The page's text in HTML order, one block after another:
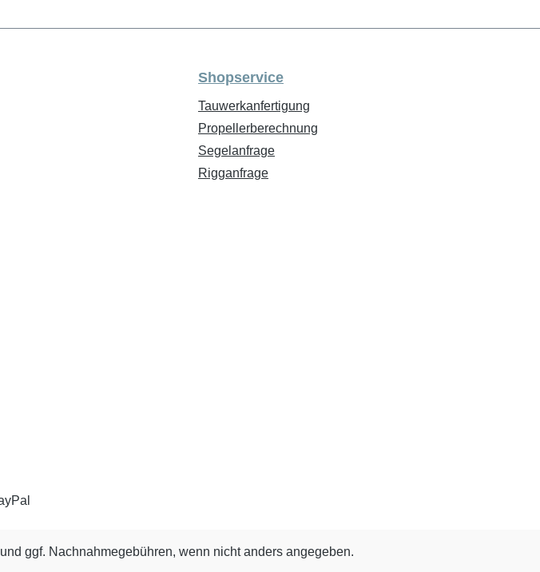
Shopservice
Tauwerkanfertigung
Propellerberechnung
Segelanfrage
Rigganfrage
und ggf. Nachnahmegebühren, wenn nicht anders angegeben.